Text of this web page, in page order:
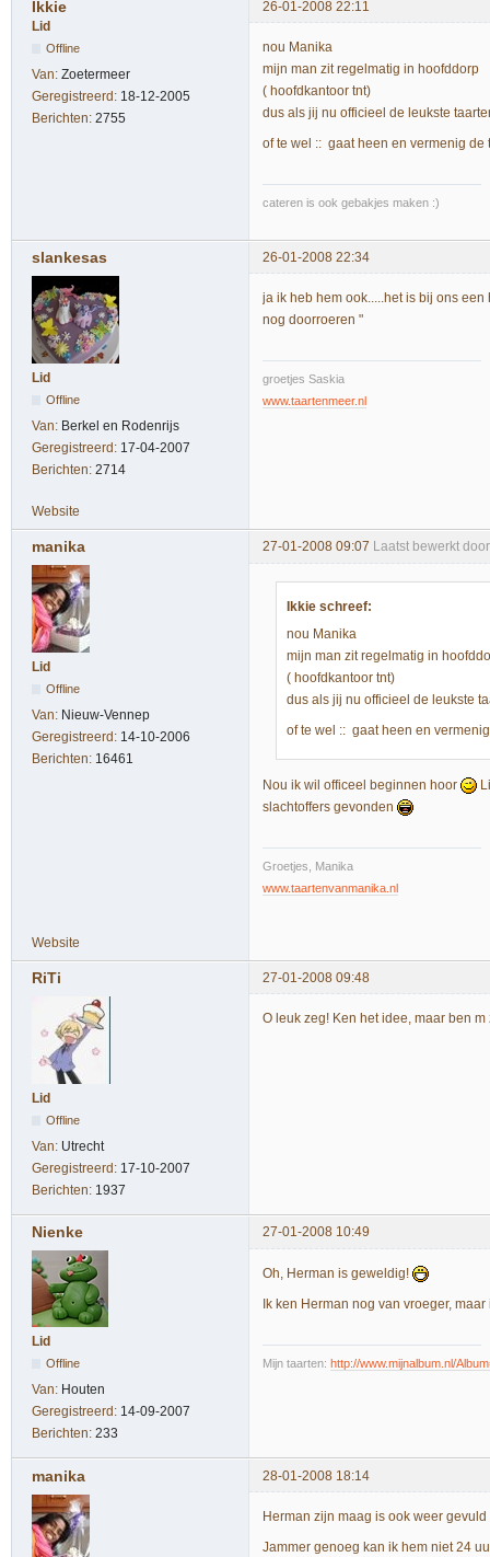
Ikkie
26-01-2008 22:11
Lid
Offline
Van: Zoetermeer
Geregistreerd: 18-12-2005
Berichten: 2755
nou Manika
mijn man zit regelmatig in hoofddorp
( hoofdkantoor tnt)
dus als jij nu officieel de leukste
of te wel :: gaat heen en vermenig de
cateren is ook gebakjes maken :)
slankesas 26-01-2008 22:34
Lid
Offline
Van: Berkel en Rodenrijs
Geregistreerd: 17-04-2007
Berichten: 2714
ja ik heb hem ook.....het is bij ons
nog doorroeren "
groetjes Saskia
www.taartenmeer.nl
Website
manika 27-01-2008 09:07 Laatst bewerkt
Lid
Offline
Van: Nieuw-Vennep
Geregistreerd: 14-10-2006
Berichten: 16461
Ikkie schreef:
nou Manika
mijn man zit regelmatig in
( hoofdkantoor tnt)
dus als jij nu officieel de leukste
of te wel :: gaat heen en
Nou ik wil officeel beginnen hoor
slachtoffers gevonden
Groetjes, Manika
www.taartenvanmanika.nl
Website
RiTi 27-01-2008 09:48
Lid
Offline
Van: Utrecht
Geregistreerd: 17-10-2007
Berichten: 1937
O leuk zeg! Ken het idee, maar ben
Nienke 27-01-2008 10:49
Lid
Offline
Van: Houten
Geregistreerd: 14-09-2007
Berichten: 233
Oh, Herman is geweldig!
Ik ken Herman nog van vroeger,
Mijn taarten: http://www.mijnalbum.nl/
manika 28-01-2008 18:14
Herman zijn maag is ook weer gevuld
Jammer genoeg kan ik hem niet 24